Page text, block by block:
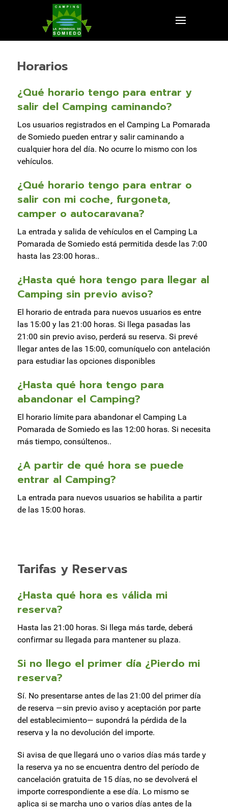
Horarios
¿Qué horario tengo para entrar y
salir del Camping caminando?
Los usuarios registrados en el Camping La Pomarada
de Somiedo pueden entrar y salir caminando a
cualquier hora del día. No ocurre lo mismo con los
vehículos.
¿Qué horario tengo para entrar o
salir con mi coche, furgoneta,
camper o autocaravana?
La entrada y salida de vehículos en el Camping La
Pomarada de Somiedo está permitida desde las 7:00
hasta las 23:00 horas..
¿Hasta qué hora tengo para llegar al
Camping sin previo aviso?
El horario de entrada para nuevos usuarios es entre
las 15:00 y las 21:00 horas. Si llega pasadas las
21:00 sin previo aviso, perderá su reserva. Si prevé
llegar antes de las 15:00, comuníquelo con antelación
para estudiar las opciones disponibles
¿Hasta qué hora tengo para
abandonar el Camping?
El horario límite para abandonar el Camping La
Pomarada de Somiedo es las 12:00 horas. Si necesita
más tiempo, consúltenos..
¿A partir de qué hora se puede
entrar al Camping?
La entrada para nuevos usuarios se habilita a partir
de las 15:00 horas.
Tarifas y Reservas
¿Hasta qué hora es válida mi
reserva?
Hasta las 21:00 horas. Si llega más tarde, deberá
confirmar su llegada para mantener su plaza.
Si no llego el primer día ¿Pierdo mi
reserva?
Sí. No presentarse antes de las 21:00 del primer día
de reserva —sin previo aviso y aceptación por parte
del establecimiento— supondrá la pérdida de la
reserva y la no devolución del importe.
Si avisa de que llegará uno o varios días más tarde y
la reserva ya no se encuentra dentro del período de
cancelación gratuita de 15 días, no se devolverá el
importe correspondiente a ese día. Lo mismo se
aplica si se marcha uno o varios días antes de la